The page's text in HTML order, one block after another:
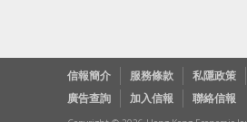
信報簡介 服務條款 私隱政策
廣告查詢
加入信報 聯絡信報